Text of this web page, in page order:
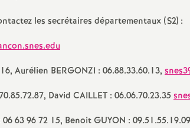
i
g
n
e
les secrétaires départementaux (S2) :
Aurélien BERGONZI : 06.88.33.60.13,
David CAILLET : 06.06.70.23.35
63 96 72 15, Benoit GUYON :